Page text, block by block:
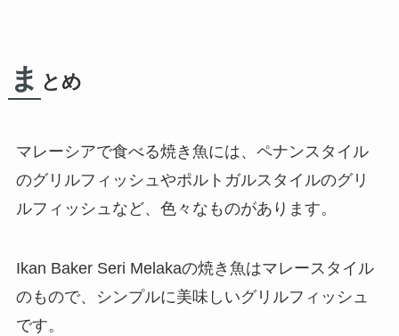
ま とめ
マレーシアで食べる焼き魚には、ペナンスタイル
のグリルフィッシュやポルトガルスタイルのグリ
ルフィッシュなど、色々なものがあります。
Ikan Baker Seri Melakaの焼き魚はマレースタイル
のもので、シンプルに美味しいグリルフィッシュ
です。